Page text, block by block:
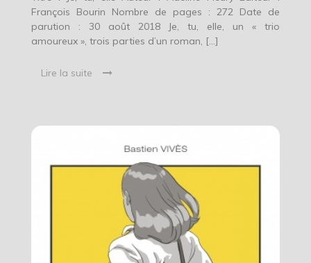
François Bourin Nombre de pages : 272 Date de
parution : 30 août 2018 Je, tu, elle, un « trio
amoureux », trois parties d’un roman, […]
Lire la suite